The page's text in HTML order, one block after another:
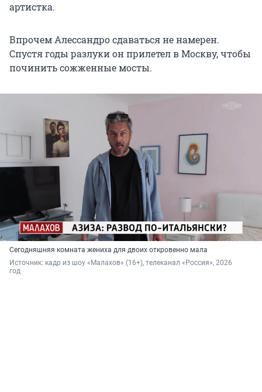
артистка.
Впрочем Алессандро сдаваться не намерен.
Спустя годы разлуки он прилетел в Москву, чтобы
починить сожженные мосты.
Сегодняшняя комната жениха для двоих откровенно мала
Источник: кадр из шоу «Малахов» (16+), телеканал «Россия», 2026
год